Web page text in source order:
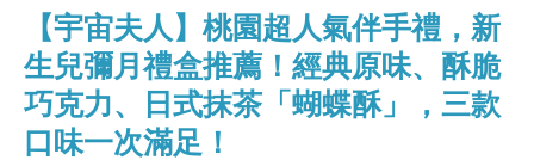
【宇宙夫人】桃園超人氣伴手禮，新
生兒彌月禮盒推薦！經典原味、酥脆
巧克力、日式抹茶「蝴蝶酥」，三款
口味一次滿足！